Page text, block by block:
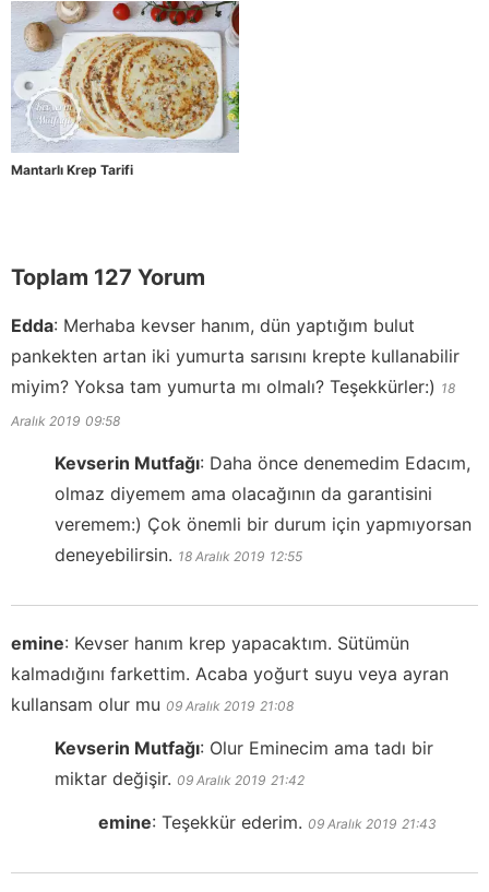
Mantarlı Krep Tarifi
Toplam 127 Yorum
Edda: Merhaba kevser hanım, dün yaptığım bulut
pankekten artan iki yumurta sarısını krepte kullanabilir
miyim? Yoksa tam yumurta mı olmalı? Teşekkürler:) 18
Aralık 2019 09:58
Kevserin Mutfağı: Daha önce denemedim Edacım,
olmaz diyemem ama olacağının da garantisini
veremem:) Çok önemli bir durum için yapmıyorsan
deneyebilirsin. 18 Aralık 2019 12:55
emine: Kevser hanım krep yapacaktım. Sütümün
kalmadığını farkettim. Acaba yoğurt suyu veya ayran
kullansam olur mu 09 Aralık 2019 21:08
Kevserin Mutfağı: Olur Eminecim ama tadı bir
miktar değişir. 09 Aralık 2019 21:42
emine: Teşekkür ederim. 09 Aralık 2019 21:43